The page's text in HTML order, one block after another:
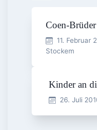
Coen-Brüder
11. Februar
Stockem
Kinder an
26. Juli